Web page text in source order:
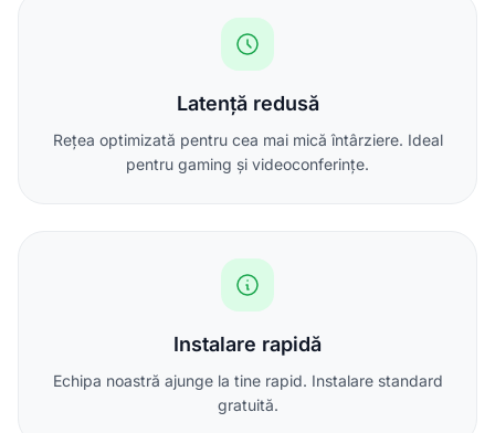
Latență redusă
Rețea optimizată pentru cea mai mică întârziere. Ideal
pentru gaming și videoconferințe.
Instalare rapidă
Echipa noastră ajunge la tine rapid. Instalare standard
gratuită.